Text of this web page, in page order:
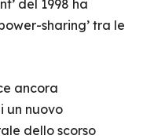
del 1998 ha
sharing’ tra le
ancora
un nuovo
dello scorso